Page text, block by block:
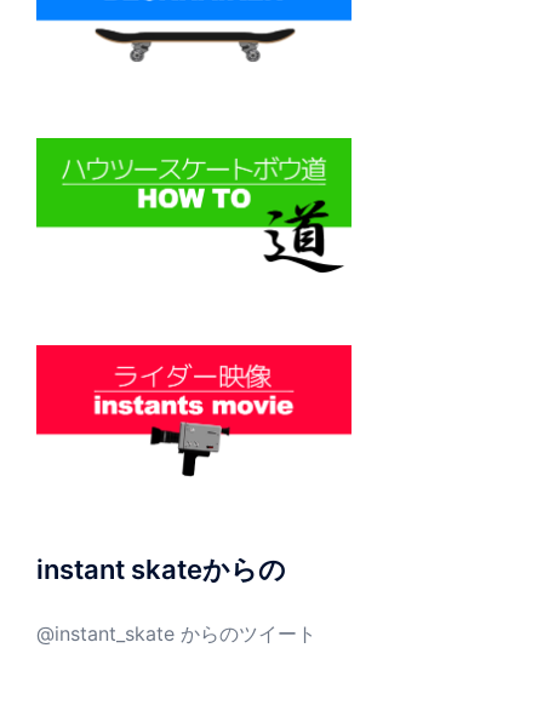
instant skateからの
@instant_skate からのツイート